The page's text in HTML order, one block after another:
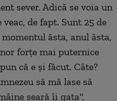
sever. Adică se voia un
de fapt. Sunt 25 de
ăsta, anul ăsta,
forţe mai puternice
că e şi făcut. Câte?
să mă lase să
seară îi gata".